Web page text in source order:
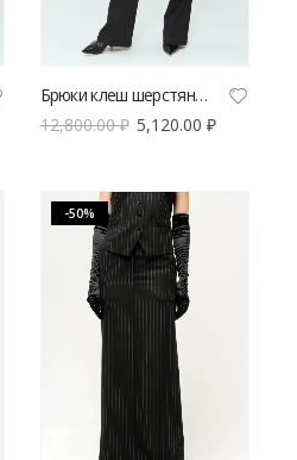
Брюки клеш шерстяные V|L
12,800.00₽ 5,120.00₽
-50%